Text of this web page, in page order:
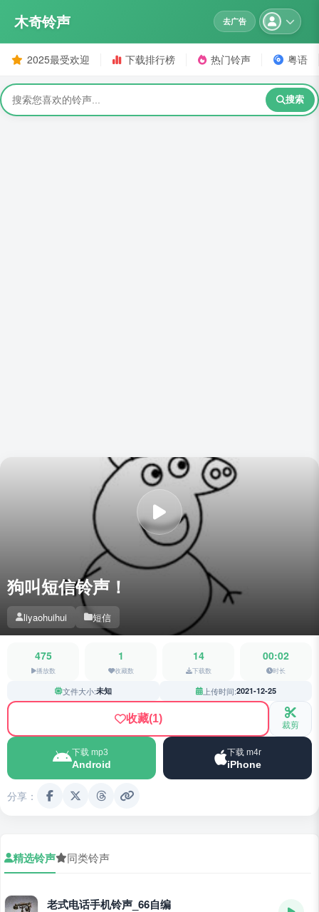
木奇铃声 去广告
2025最受欢迎 下载排行榜 热门铃声 粤语
搜索
狗叫短信铃声！
liyaohuihui 短信
475
播放数
1
收藏数
14
下载数
00:02
时长
文件大小:未知 上传时间:2021-12-25
收藏(1) 裁剪
下载 mp3
Android
下载 m4r
iPhone
分享：
精选铃声 同类铃声
老式电话手机铃声_66自编